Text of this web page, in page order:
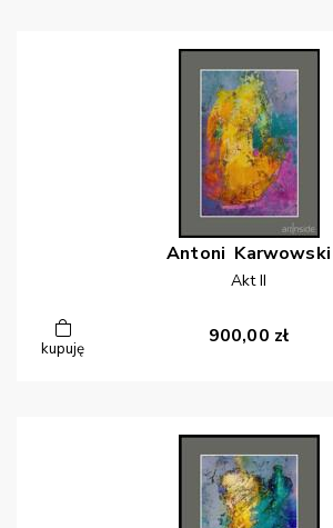
Antoni Karwowski
Akt II
kupuję
900,00 zł